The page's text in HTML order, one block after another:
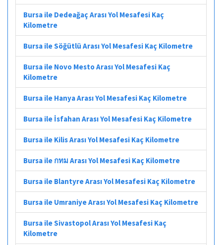
Bursa ile Dedeağaç Arası Yol Mesafesi Kaç
Kilometre
Bursa ile Söğütlü Arası Yol Mesafesi Kaç Kilometre
Bursa ile Novo Mesto Arası Yol Mesafesi Kaç
Kilometre
Bursa ile Hanya Arası Yol Mesafesi Kaç Kilometre
Bursa ile İsfahan Arası Yol Mesafesi Kaç Kilometre
Bursa ile Kilis Arası Yol Mesafesi Kaç Kilometre
Bursa ile กทม Arası Yol Mesafesi Kaç Kilometre
Bursa ile Blantyre Arası Yol Mesafesi Kaç Kilometre
Bursa ile Umraniye Arası Yol Mesafesi Kaç Kilometre
Bursa ile Sivastopol Arası Yol Mesafesi Kaç
Kilometre